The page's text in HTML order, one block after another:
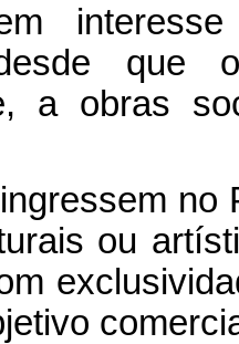
interesse
desde
a obras
no
ou